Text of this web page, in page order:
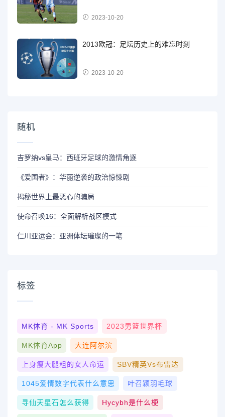
2023-10-20
2013欧冠：足坛历史上的难忘时刻
2023-10-20
随机
吉罗纳vs皇马：西班牙足球的激情角逐
《爱国者》：华丽逆袭的政治惊悚剧
揭秘世界上最恶心的骗局
使命召唤16：全面解析战区模式
仁川亚运会：亚洲体坛璀璨的一笔
标签
MK体育 - MK Sports 2023男篮世界杯
MK体育App 大连阿尔滨
上身瘦大腿粗的女人命运 SBV精英vs布雷达
1045爱情数字代表什么意思 叶召颖羽毛球
寻仙天星石怎么获得 Hycybh是什么梗